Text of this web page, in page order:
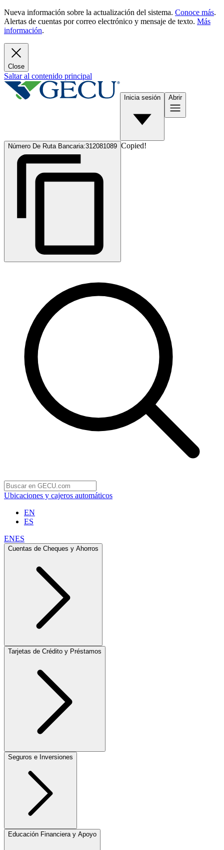
Nueva información sobre la actualización del sistema. Conoce más.
Alertas de cuentas por correo electrónico y mensaje de texto. Más
información.
Close
Saltar al contenido principal
Inicia sesión Abrir
Número De Ruta Bancaria:312081089 Copied!
Ubicaciones y cajeros automáticos
EN
ES
ENES
Cuentas de Cheques y Ahorros
Tarjetas de Crédito y Préstamos
Seguros e Inversiones
Educación Financiera y Apoyo